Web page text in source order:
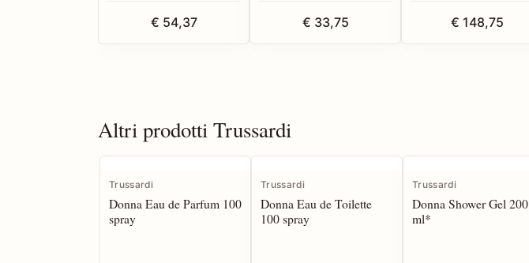
€ 54,37 € 33,75 € 148,75
Altri prodotti Trussardi
Trussardi
Donna Eau de Parfum 100
spray
Trussardi
Donna Eau de Toilette
100 spray
Trussardi
Donna Shower Gel 200
ml*